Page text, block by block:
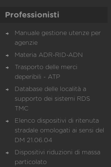
Professionisti
Manuale gestione utenze per
agenzie
Materia ADR-RID-ADN
Trasporto delle merci
deperibili - ATP
Database delle località a
supporto dei sistemi RDS
TMC
Elenco dispositivi di ritenuta
stradale omologati ai sensi del
DM 21.06.04
Dispositivi riduzioni di massa
particolato